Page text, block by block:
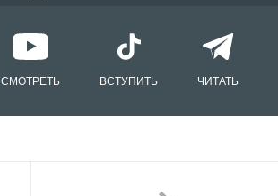
СМОТРЕТЬ ВСТУПИТЬ ЧИТАТЬ